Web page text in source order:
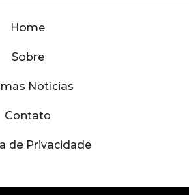
Home
Sobre
Notícias
Contato
de Privacidade